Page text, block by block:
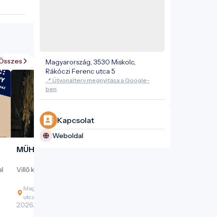
MÜHA Klub – Villő
Villő koncert – Madárlány
Magyarország, 3530 Miskolc, Rákóczi Ferenc
utca 5
2026. 10. 01. - 2026. 10. 01.
Magyarország, 3530 Miskolc,
Rákóczi Ferenc utca 5
📍 Útvonalterv megnyitása a Google-
ben
Kapcsolat
Weboldal